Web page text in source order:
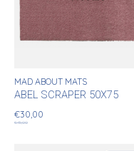
MAD ABOUT MATS
ABEL SCRAPER 50X75
€30,00
€45,00